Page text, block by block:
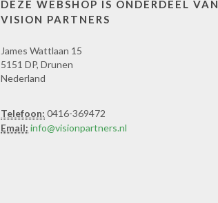
DEZE WEBSHOP IS ONDERDEEL VAN
VISION PARTNERS
James Wattlaan 15
5151 DP, Drunen
Nederland
Telefoon: 0416-369472
Email: info@visionpartners.nl